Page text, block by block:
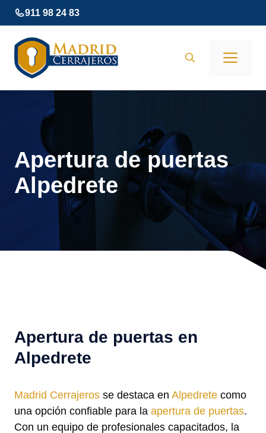
Saltar
al
contenido
911 98 24 83
Apertura de puertas
Alpedrete
Apertura de puertas en
Alpedrete
Madrid Cerrajeros se destaca en Alpedrete como
una opción confiable para la apertura de puertas.
Con un equipo de profesionales capacitados, la